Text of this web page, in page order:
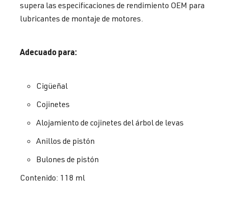
supera las especificaciones de rendimiento OEM para
lubricantes de montaje de motores.
Adecuado para:
Cigüeñal
Cojinetes
Alojamiento de cojinetes del árbol de levas
Anillos de pistón
Bulones de pistón
Contenido: 118 ml